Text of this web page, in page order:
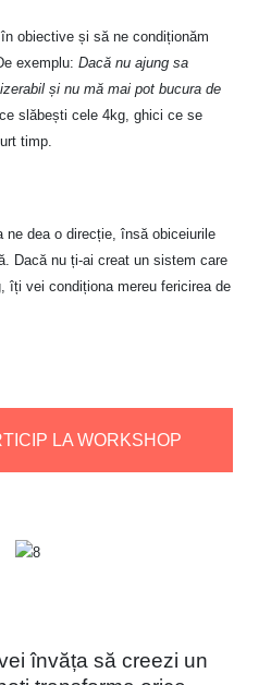
obiective și să ne condiționăm
exemplu: Dacă nu ajung sa
și nu mă mai pot bucura de
ce slăbești cele 4kg, ghici ce se
timp.
ne dea o direcție, însă obiceiurile
Dacă nu ți-ai creat un sistem care
îți vei condiționa mereu fericirea de
LA WORKSHOP
învăța să creezi un